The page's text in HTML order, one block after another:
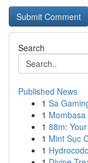
Search
Published News
1 Sa
1
1 88m:
1 Mint Sục
1